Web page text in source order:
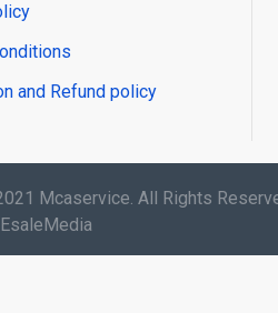
and Refund policy
Mcaservice. All Rights